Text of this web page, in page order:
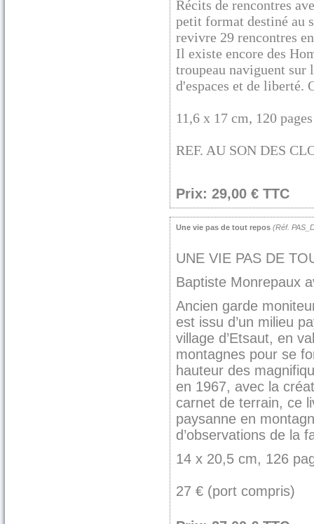
Récits de rencontres
petit format destiné au
revivre 29 rencontres
Il existe encore des
troupeau naviguent sur
d'espaces et de liberté.
11,6 x 17 cm, 120
REF. AU SON DES
Prix: 29,00 € TTC
Une vie pas de tout repos (Réf.
UNE VIE PAS DE
Baptiste Monrepaux
Ancien garde
est issu d’un milieu
village d’Etsaut, en
montagnes pour se
hauteur des
en 1967, avec la
carnet de terrain, ce
paysanne en
d’observations de la
14 x 20,5 cm, 126
27 € (port compris)